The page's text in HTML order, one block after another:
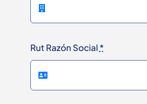
Rut Razón Social *